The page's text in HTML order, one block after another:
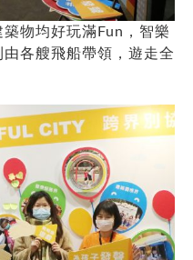
物均好玩滿Fun，智樂
各艘飛船帶領，遊走全